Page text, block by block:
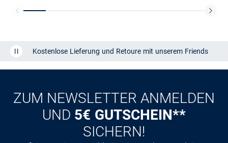
Kostenlose Lieferung und Retoure mit unserem Friends
CLUB
Kauf aufRechnung
ZUM NEWSLETTER ANMELDEN
UND 5€ GUTSCHEIN**
SICHERN!